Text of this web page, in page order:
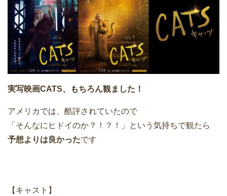
実写映画CATS、もちろん観ました！
アメリカでは、酷評されていたので
「そんなにヒドイのか？！？！」という気持ちで観たら
予想よりは良かったです
【キャスト】